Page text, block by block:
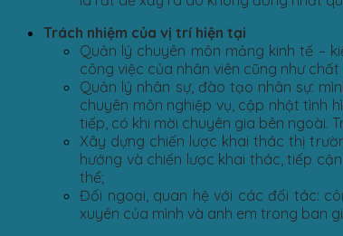
Trách nhiệm của vị trí hiện tại
Quản lý chuyên môn mảng kinh tế –
công việc của nhân viên cũng như
Quản lý nhân sự, đào tạo nhân sự:
chuyên môn nghiệp vụ, cập nhật tình
tiếp, có khi mời chuyên gia bên ngoài.
Xây dựng chiến lược khai thác thị
hướng và chiến lược khai thác, tiếp
thể;
Đối ngoại, quan hệ với các đối tác:
xuyên của mình và anh em trong ban